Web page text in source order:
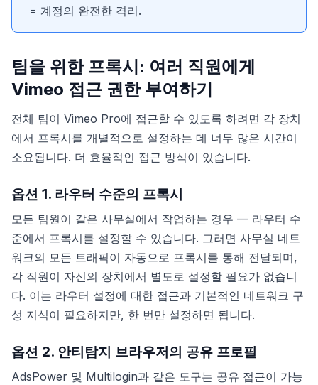
= 계정의 완전한 격리.
팀을 위한 프록시: 여러 직원에게
Vimeo 접근 권한 부여하기
전체 팀이 Vimeo Pro에 접근할 수 있도록 하려면 각 장치
에서 프록시를 개별적으로 설정하는 데 너무 많은 시간이
소요됩니다. 더 효율적인 접근 방식이 있습니다.
옵션 1. 라우터 수준의 프록시
모든 팀원이 같은 사무실에서 작업하는 경우 — 라우터 수
준에서 프록시를 설정할 수 있습니다. 그러면 사무실 네트
워크의 모든 트래픽이 자동으로 프록시를 통해 전달되며,
각 직원이 자신의 장치에서 별도로 설정할 필요가 없습니
다. 이는 라우터 설정에 대한 접근과 기본적인 네트워크 구
성 지식이 필요하지만, 한 번만 설정하면 됩니다.
옵션 2. 안티탐지 브라우저의 공유 프로필
AdsPower 및 Multilogin과 같은 도구는 공유 접근이 가능